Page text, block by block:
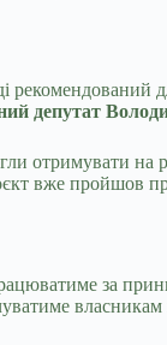
рекомендований
депутат
отримувати на
вже пройшов
за